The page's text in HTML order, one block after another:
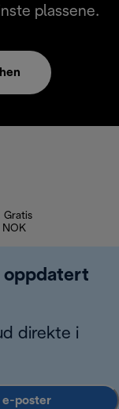
plassene.
Gratis
NOK
oppdatert
direkte i
e-poster